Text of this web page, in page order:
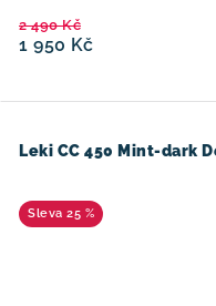
1 950 Kč
2 490 Kč
Leki CC 450 Mint-dark
25 %